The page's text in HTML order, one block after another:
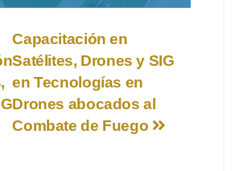
Capacitación en
Satélites, Drones y SIG
en Tecnologías en
Drones abocados al
Combate de Fuego